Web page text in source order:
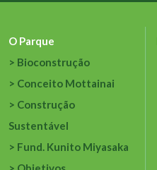
O Parque
Bioconstrução
Conceito Mottainai
Construção
Sustentável
Fund. Kunito Miyasaka